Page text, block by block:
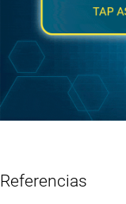
Referencias